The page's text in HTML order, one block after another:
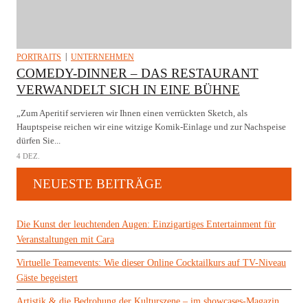
PORTRAITS UNTERNEHMEN
COMEDY-DINNER – DAS RESTAURANT
VERWANDELT SICH IN EINE BÜHNE
„Zum Aperitif servieren wir Ihnen einen verrückten Sketch, als
Hauptspeise reichen wir eine witzige Komik-Einlage und zur Nachspeise
dürfen Sie...
4 DEZ.
NEUESTE BEITRÄGE
Die Kunst der leuchtenden Augen: Einzigartiges Entertainment für
Veranstaltungen mit Cara
Virtuelle Teamevents: Wie dieser Online Cocktailkurs auf TV-Niveau
Gäste begeistert